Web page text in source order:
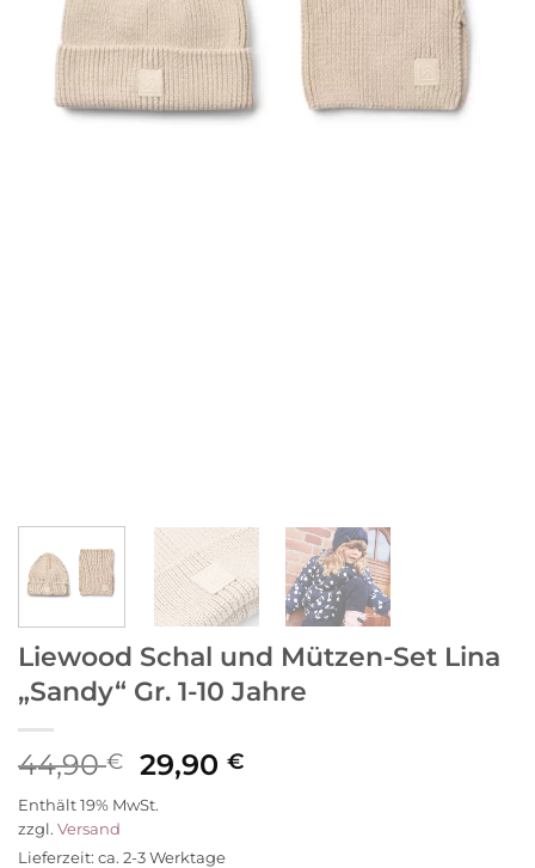
Liewood Schal und Mützen-Set Lina
„Sandy“ Gr. 1-10 Jahre
44,90€
Ursprünglicher
Preis
war:
44,90 €
29,90€Aktueller
Enthält 19% MwSt.
zzgl. Versand
Lieferzeit: ca. 2-3 Werktage